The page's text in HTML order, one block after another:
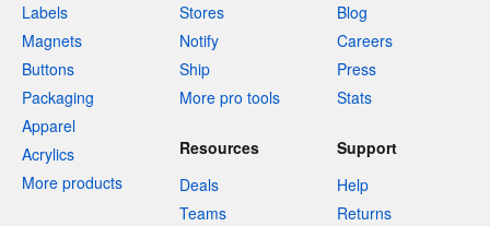
Labels
Magnets
Buttons
Packaging
Apparel
Acrylics
More products
Stores
Notify
Ship
More pro tools
Blog
Careers
Press
Stats
Resources
Deals
Teams
Support
Help
Returns